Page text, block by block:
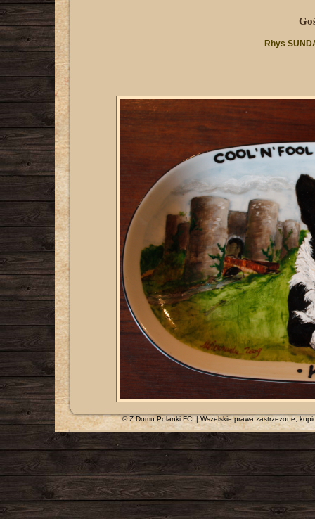
Rhys
© Z Domu Polanki FCI | Wszelskie prawa zastrzeżone,